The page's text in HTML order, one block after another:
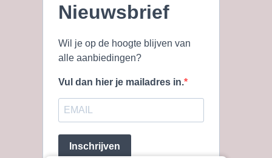
Nieuwsbrief
Wil je op de hoogte blijven van
alle aanbiedingen?
Vul dan hier je mailadres in.
Inschrijven